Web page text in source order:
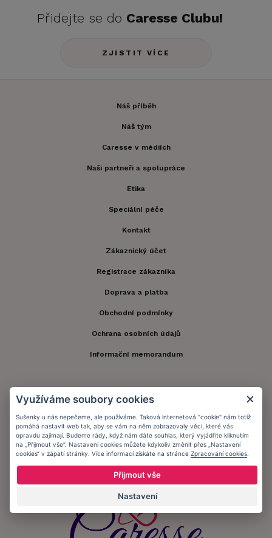
Přidejte se do Caresse Clubu!
ZJISTIT VÍCE
Náš příběh
Náš tým
Caresse v médiích
Naši partneři a spolupráce
Etika
Speciální péče
Kontakt
Zákaznický účet
Registrace zákazníka
Doprava a platba
Obchodní podmínky
Ochrana osobních údajů
Informační memorandum
Zůstaňte s námi v kontaktu.
Přijímáme platby:
Využíváme soubory cookies
Sušenky u nás nepečeme, ale používáme. Taková internetová "cookie" nám totiž
pomáhá nastavit web tak, aby se vám na něm zobrazovaly věci, které vás
opravdu zajímají. Budeme rády, když nám dáte souhlas, který vyjádříte kliknutím
na „Přijmout vše“. Nastavení cookies můžete kdykoliv změnit přes „Nastavení
cookies“ v zápatí stránky. Více informací získáte na stránce Zpracování cookies
Přijmout vše
Nastavení